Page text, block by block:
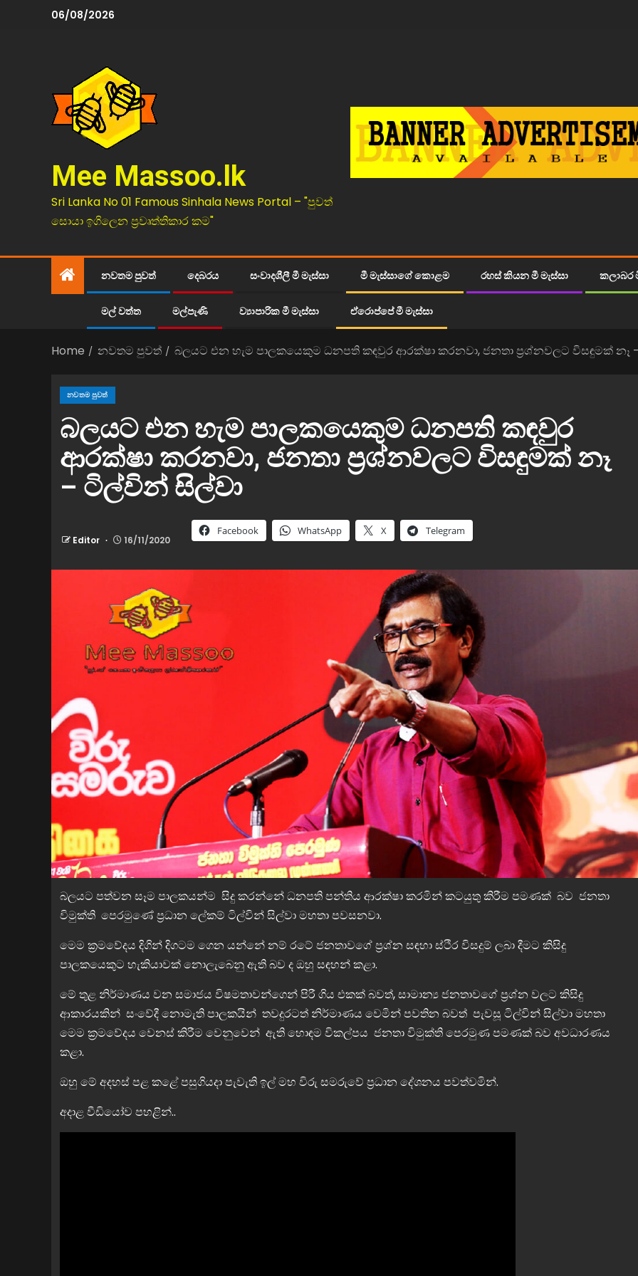
06/08/2026
Mee Massoo.lk
Sri Lanka No 01 Famous Sinhala News Portal – "පුවත්
සොයා ඉගිලෙන ප්‍රවෘත්තිකාර කම"
නවතම පුවත් දෙබරය සංවාදශීලී මී මැස්සා මී මැස්සාගේ කොළම රහස් කියන මී මැස්සා කලාබර
මල් වත්ත මල්පැණි ව්‍යාපාරික මී මැස්සා ඒරොප්පේ මී මැස්සා
Home නවතම පුවත් බලයට එන හැම පාලකයෙකුම ධනපති කඳවුර ආරක්ෂා කරනවා, ජනතා ප්‍රශ්නවලට විසඳුමක් නෑ
නවතම පුවත්
බලයට එන හැම පාලකයෙකුම ධනපති කඳවුර
ආරක්ෂා කරනවා, ජනතා ප්‍රශ්නවලට විසඳුමක් නෑ
– ටිල්වින් සිල්වා
Editor 16/11/2020
Facebook WhatsApp X Telegram
බලයට පත්වන සෑම පාලකයන්ම සිදු කරන්නේ ධනපති පන්තිය ආරක්ෂා කරමින් කටයුතු කිරීම පමණක් බව ජනතා
විමුක්ති පෙරමුණේ ප්‍රධාන ලේකම් ටිල්වින් සිල්වා මහතා පවසනවා.
මෙම ක්‍රමවේදය දිගින් දිගටම ගෙන යන්නේ නම් රටේ ජනතාවගේ ප්‍රශ්න සඳහා ස්ථිර විසදුම් ලබා දීමට කිසිදු
පාලකයෙකුට හැකියාවක් නොලැබෙනු ඇති බව ද ඔහු සඳහන් කළා.
මේ තුළ නිර්මාණය වන සමාජය විෂමතාවන්ගෙන් පිරී ගිය එකක් බවත්, සාමාන්‍ය ජනතාවගේ ප්‍රශ්න වලට කිසිදු
ආකාරයකින් සංවේදී නොමැති පාලකයින් තවදුරටත් නිර්මාණය වෙමින් පවතින බවත් පැවසූ ටිල්වින් සිල්වා මහතා
මෙම ක්‍රමවේදය වෙනස් කිරීම වෙනුවෙන් ඇති හොඳම විකල්පය ජනතා විමුක්ති පෙරමුණ පමණක් බව අවධාරණය
කළා.
ඔහු මේ අදහස් පළ කළේ පසුගියදා පැවැති ඉල් මහ විරු සමරුවේ ප්‍රධාන දේශනය පවත්වමින්.
අදාළ වීඩියෝව පහළින්..
සුනාමි දුම්රිය එන්ජිම අද උදෑසන පණගැන්වී නැහැ
නවතම පුවත්
පොලිසිය මාධ්‍යවේදියාගෙන් සමාව ගනී..